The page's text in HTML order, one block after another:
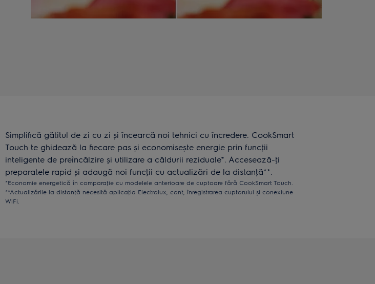
Simplifică gătitul de zi cu zi și încearcă noi tehnici cu încredere. CookSmart
Touch te ghidează la fiecare pas și economisește energie prin funcţii
inteligente de preîncălzire și utilizare a căldurii reziduale*. Accesează-ţi
preparatele rapid și adaugă noi funcţii cu actualizări de la distanţă**.
*Economie energetică în comparaţie cu modelele anterioare de cuptoare fără CookSmart Touch.
**Actualizările la distanţă necesită aplicaţia Electrolux, cont, înregistrarea cuptorului și conexiune
WiFi.